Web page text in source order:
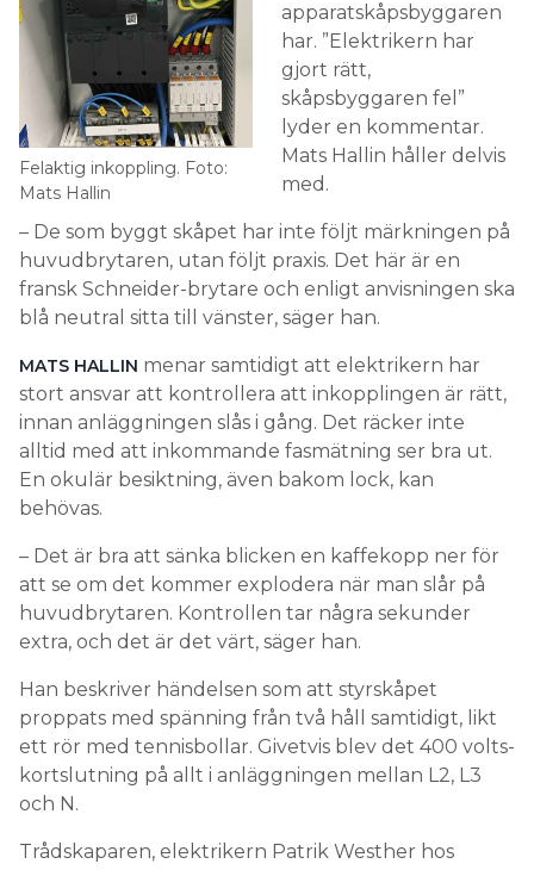
Felaktig inkoppling. Foto:
Mats Hallin
apparatskåpsbyggaren
har. ”Elektrikern har
gjort rätt,
skåpsbyggaren fel”
lyder en kommentar.
Mats Hallin håller delvis
med.
– De som byggt skåpet har inte följt märkningen på
huvudbrytaren, utan följt praxis. Det här är en
fransk Schneider-brytare och enligt anvisningen ska
blå neutral sitta till vänster, säger han.
MATS HALLIN menar samtidigt att elektrikern har
stort ansvar att kontrollera att inkopplingen är rätt,
innan anläggningen slås i gång. Det räcker inte
alltid med att inkommande fasmätning ser bra ut.
En okulär besiktning, även bakom lock, kan
behövas.
– Det är bra att sänka blicken en kaffekopp ner för
att se om det kommer explodera när man slår på
huvudbrytaren. Kontrollen tar några sekunder
extra, och det är det värt, säger han.
Han beskriver händelsen som att styrskåpet
proppats med spänning från två håll samtidigt, likt
ett rör med tennisbollar. Givetvis blev det 400 volts-
kortslutning på allt i anläggningen mellan L2, L3
och N.
Trådskaparen, elektrikern Patrik Westher hos